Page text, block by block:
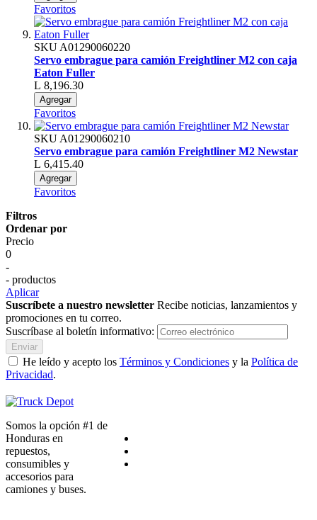
Favoritos
SKU A01290060220
Servo embrague para camión Freightliner M2 con caja
Eaton Fuller
L 8,196.30
Agregar
Favoritos
SKU A01290060210
Servo embrague para camión Freightliner M2 Newstar
L 6,415.40
Agregar
Favoritos
Filtros
Ordenar por
Precio
0
-
- productos
Aplicar
Suscríbete a nuestro newsletter Recibe noticias, lanzamientos y
promociones en tu correo.
Suscríbase al boletín informativo:
Enviar
He leído y acepto los Términos y Condiciones y la Política de
Privacidad.
Somos la opción #1 de
Honduras en
repuestos,
consumibles y
accesorios para
camiones y buses.